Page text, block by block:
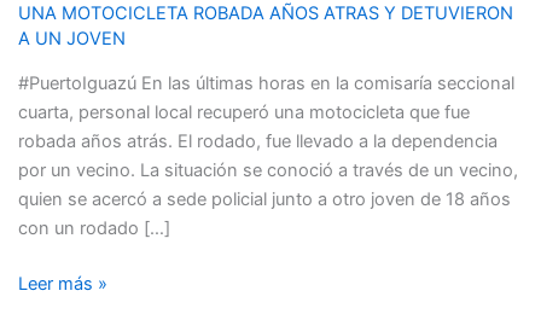
UNA MOTOCICLETA ROBADA AÑOS ATRAS Y DETUVIERON
A UN JOVEN
#PuertoIguazú En las últimas horas en la comisaría seccional
cuarta, personal local recuperó una motocicleta que fue
robada años atrás. El rodado, fue llevado a la dependencia
por un vecino. La situación se conoció a través de un vecino,
quien se acercó a sede policial junto a otro joven de 18 años
con un rodado […]
ATRAS
Y
DETUVIERON
UN
Leer más »